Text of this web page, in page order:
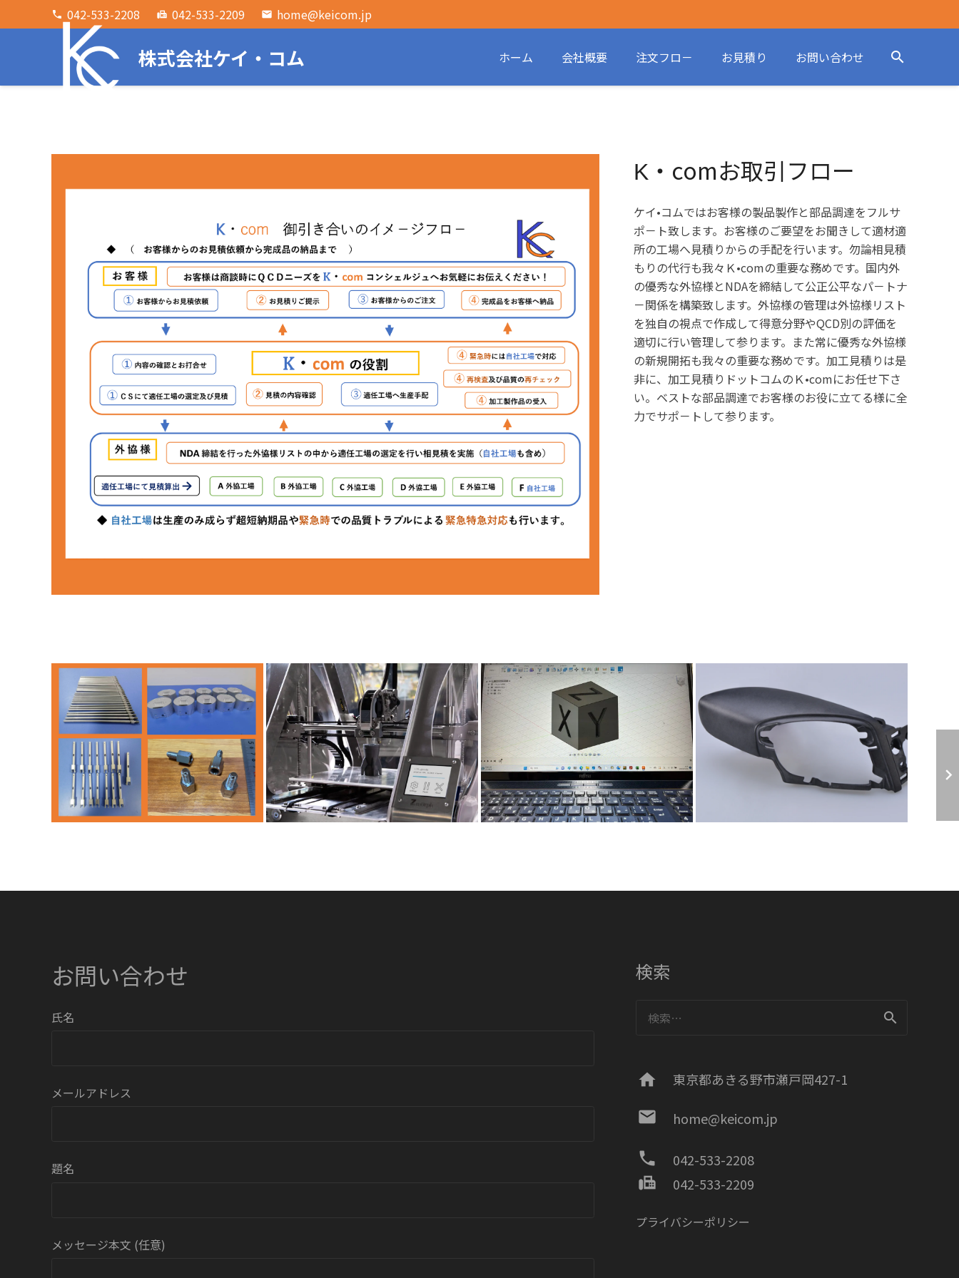
phone 042-533-2208 fax 042-533-2209 email home@keicom.jp
株式会社ケイ・コム ホーム 会社概要 注文フロ－ お見積り お問い合わせ search
K・comお取引フロー
ケイ•コムではお客様の製品製作と部品調達をフルサ
ポ－ト致します。お客様のご要望をお聞きして適材適
所の工場へ見積りからの手配を行います。勿論相見積
もりの代行も我々Ｋ•comの重要な務めです。国内外
の優秀な外協様とNDAを締結して公正公平なパ－トナ
－関係を構築致します。外協様の管理は外協様リスト
を独自の視点で作成して得意分野やQCD別の評価を
適切に行い管理して参ります。また常に優秀な外協様
の新規開拓も我々の重要な務めです。加工見積りは是
非に、加工見積りドットコムのＫ•comにお任せ下さ
い。ベストな部品調達でお客様のお役に立てる様に全
力でサポ－トして参ります。
お問い合わせ
氏名
メールアドレス
題名
メッセージ本文 (任意)
検索
home 東京都あきる野市瀬戸岡427-1
mail home@keicom.jp
phone 042-533-2208
fax 042-533-2209
プライバシーポリシー